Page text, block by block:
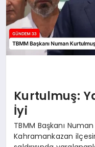
Kurtulmuş:
İyi
TBMM Başkanı
Kahramankazan